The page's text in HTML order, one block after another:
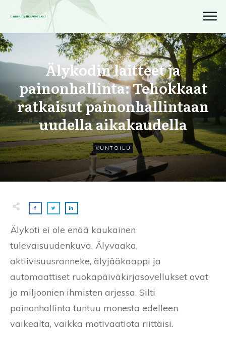
Älykodin laitteet ja
painonhallinta: Tehokkaat
ratkaisut painonhallintaan
uudella aikakaudella
KUNTOILU
Älykoti ei ole enää kaukainen
tulevaisuudenkuva. Älyvaaka,
aktiivisuusranneke, älyjääkaappi ja
automaattiset ruokapäiväkirjasovellukset ovat
jo miljoonien ihmisten arjessa. Silti
painonhallinta tuntuu monesta edelleen
vaikealta, vaikka motivaatiota riittäisi.